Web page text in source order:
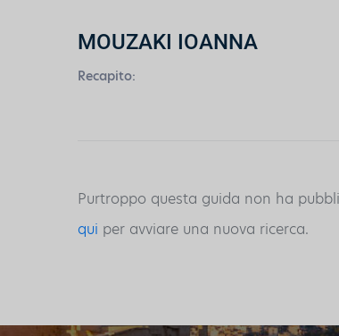
MOUZAKI IOANNA
Recapito:
Purtroppo questa guida non ha
qui per avviare una nuova ricerca.